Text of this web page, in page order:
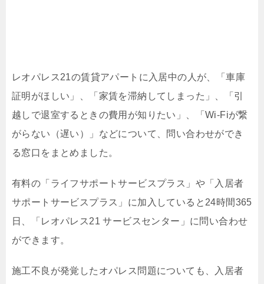
レオパレス21の賃貸アパートに入居中の人が、「車庫
証明がほしい」、「家賃を滞納してしまった」、「引
越しで退室するときの費用が知りたい」、「Wi-Fiが繋
がらない（遅い）」などについて、問い合わせができ
る窓口をまとめました。
有料の「ライフサポートサービスプラス」や「入居者
サポートサービスプラス」に加入していると24時間365
日、「レオパレス21 サービスセンター」に問い合わせ
ができます。
施工不良が発覚したオパレス問題についても、入居者